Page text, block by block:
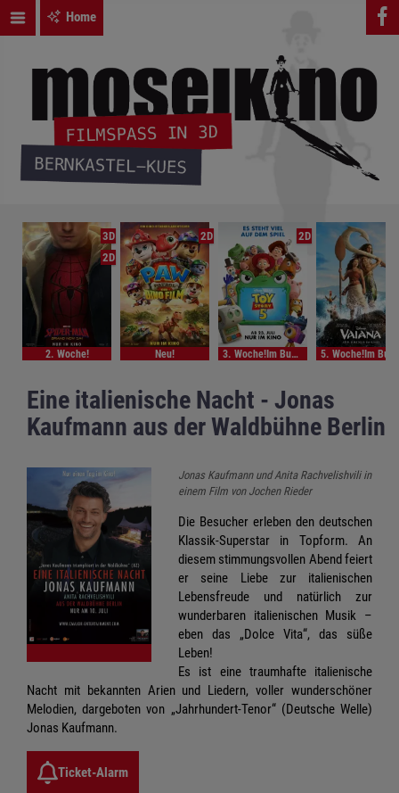
Home
3D
2D
2. Woche!
2D
Neu!
2D
3. Woche!Im Bundesstart
Eine italienische Nacht - Jonas
Kaufmann aus der Waldbühne Berlin
Jonas Kaufmann und Anita Rachvelishvili in
einem Film von Jochen Rieder
Die Besucher erleben den deutschen
Klassik-Superstar in Topform. An
diesem stimmungsvollen Abend feiert
er seine Liebe zur italienischen
Lebensfreude und natürlich zur
wunderbaren italienischen Musik –
eben das „Dolce Vita“, das süße
Leben!
Es ist eine traumhafte italienische
Nacht mit bekannten Arien und Liedern, voller wunderschöner
Melodien, dargeboten von „Jahrhundert-Tenor“ (Deutsche Welle)
Jonas Kaufmann.
Ticket-Alarm